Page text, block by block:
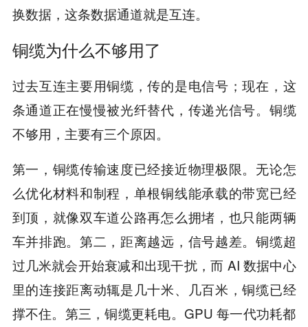
换数据，这条数据通道就是互连。
铜缆为什么不够用了
过去互连主要用铜缆，传的是电信号；现在，这
条通道正在慢慢被光纤替代，传递光信号。铜缆
不够用，主要有三个原因。
第一，铜缆传输速度已经接近物理极限。无论怎
么优化材料和制程，单根铜线能承载的带宽已经
到顶，就像双车道公路再怎么拥堵，也只能两辆
车并排跑。第二，距离越远，信号越差。铜缆超
过几米就会开始衰减和出现干扰，而 AI 数据中心
里的连接距离动辄是几十米、几百米，铜缆已经
撑不住。第三，铜缆更耗电。GPU 每一代功耗都